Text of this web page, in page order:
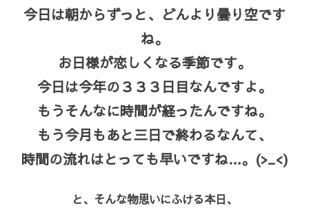
今日は朝からずっと、どんより曇り空です
ね。
お日様が恋しくなる季節です。
今日は今年の３３３日目なんですよ。
もうそんなに時間が経ったんですね。
もう今月もあと三日で終わるなんて、
時間の流れはとっても早いですね…。(>_<)
と、そんな物思いにふける本日、